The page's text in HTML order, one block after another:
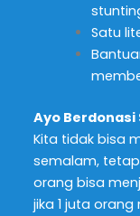
Satu
Ayo Berdonasi
Kita tidak bisa
semalam,
orang bisa
jika 1 juta